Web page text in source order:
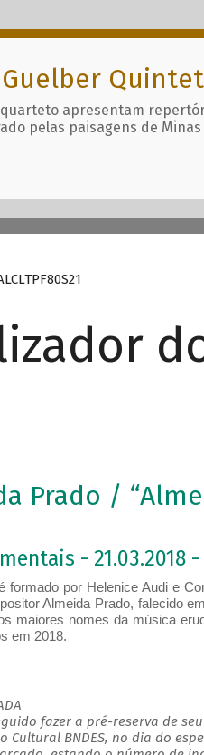
quarteto apresentam
pelas paisagens de Minas
Prado /
- 21.03.2018 -
formado por Helenice Audi e
Almeida Prado, falecido
maiores nomes da música
em 2018.
fazer a pré-reserva de
Cultural BNDES, no dia do